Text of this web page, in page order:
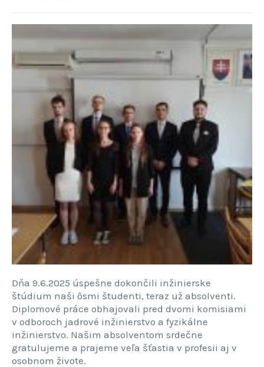
Dňa 9.6.2025 úspešne dokončili inžinierske
štúdium naši ôsmi študenti, teraz už absolventi.
Diplomové práce obhajovali pred dvomi komisiami
v odboroch jadrové inžinierstvo a fyzikálne
inžinierstvo. Našim absolventom srdečne
gratulujeme a prajeme veľa šťastia v profesii aj v
osobnom živote.